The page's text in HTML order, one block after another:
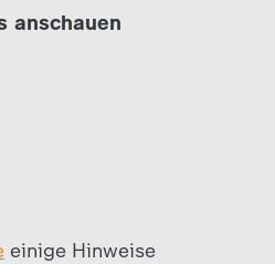
anschauen
einige Hinweise